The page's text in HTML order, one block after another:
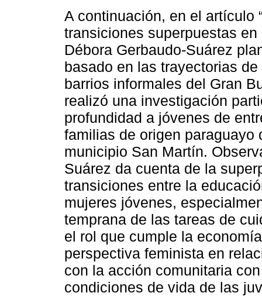
A continuación, en el artículo
transiciones superpuestas
Débora Gerbaudo-Suárez
basado en las trayectorias
barrios informales del Gran
realizó una investigación
profundidad a jóvenes de
familias de origen paraguayo
municipio San Martín.
Suárez da cuenta de la
transiciones entre la
mujeres jóvenes,
temprana de las tareas de
el rol que cumple la
perspectiva feminista en
con la acción comunitaria
condiciones de vida de las